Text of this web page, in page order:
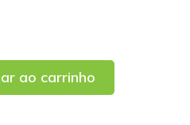
ao carrinho